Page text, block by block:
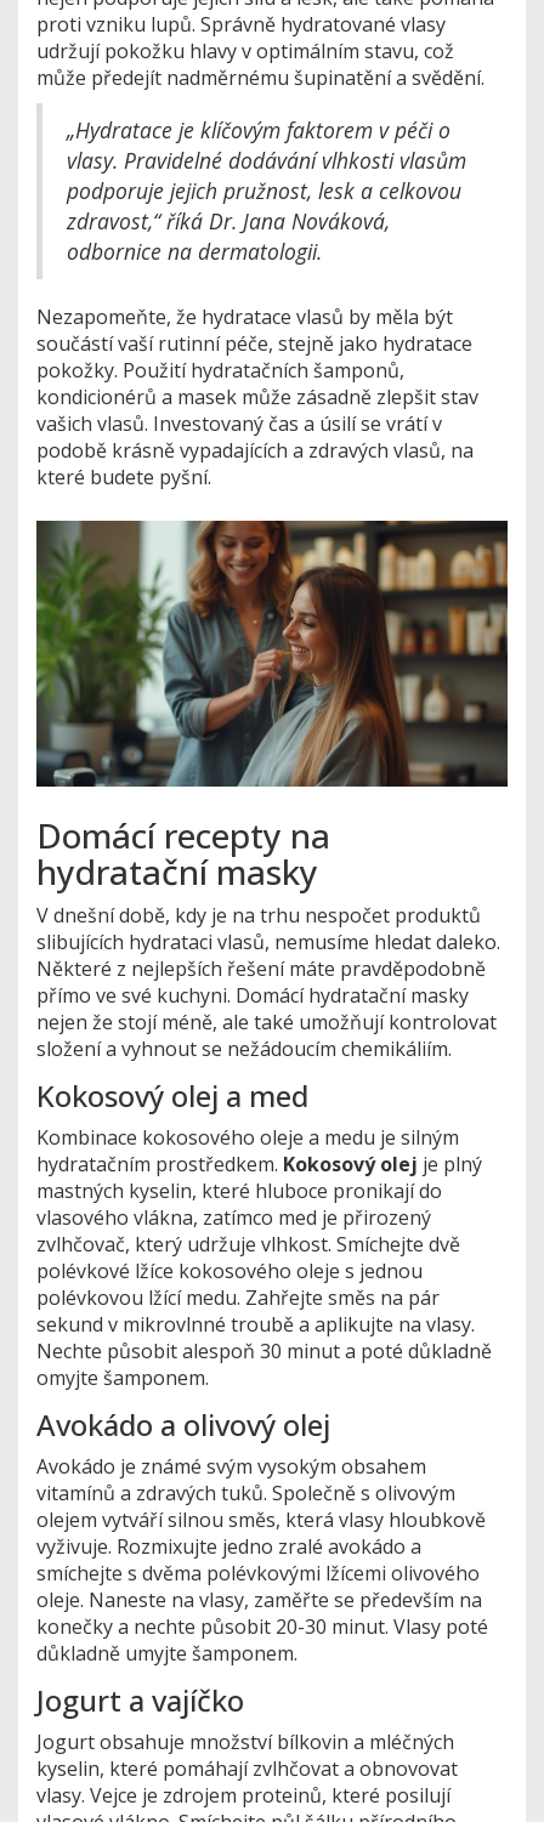
proti vzniku lupů. Správně hydratované vlasy
udržují pokožku hlavy v optimálním stavu, což
může předejít nadměrnému šupinatění a svědění.
„Hydratace je klíčovým faktorem v péči o
vlasy. Pravidelné dodávání vlhkosti vlasům
podporuje jejich pružnost, lesk a celkovou
zdravost,“ říká Dr. Jana Nováková,
odbornice na dermatologii.
Nezapomeňte, že hydratace vlasů by měla být
součástí vaší rutinní péče, stejně jako hydratace
pokožky. Použití hydratačních šamponů,
kondicionérů a masek může zásadně zlepšit stav
vašich vlasů. Investovaný čas a úsilí se vrátí v
podobě krásně vypadajících a zdravých vlasů, na
které budete pyšní.
Domácí recepty na
hydratační masky
V dnešní době, kdy je na trhu nespočet produktů
slibujících hydrataci vlasů, nemusíme hledat daleko.
Některé z nejlepších řešení máte pravděpodobně
přímo ve své kuchyni. Domácí hydratační masky
nejen že stojí méně, ale také umožňují kontrolovat
složení a vyhnout se nežádoucím chemikáliím.
Kokosový olej a med
Kombinace kokosového oleje a medu je silným
hydratačním prostředkem. Kokosový olej je plný
mastných kyselin, které hluboce pronikají do
vlasového vlákna, zatímco med je přirozený
zvlhčovač, který udržuje vlhkost. Smíchejte dvě
polévkové lžíce kokosového oleje s jednou
polévkovou lžící medu. Zahřejte směs na pár
sekund v mikrovlnné troubě a aplikujte na vlasy.
Nechte působit alespoň 30 minut a poté důkladně
omyjte šamponem.
Avokádo a olivový olej
Avokádo je známé svým vysokým obsahem
vitamínů a zdravých tuků. Společně s olivovým
olejem vytváří silnou směs, která vlasy hloubkově
vyživuje. Rozmixujte jedno zralé avokádo a
smíchejte s dvěma polévkovými lžícemi olivového
oleje. Naneste na vlasy, zaměřte se především na
konečky a nechte působit 20-30 minut. Vlasy poté
důkladně umyjte šamponem.
Jogurt a vajíčko
Jogurt obsahuje množství bílkovin a mléčných
kyselin, které pomáhají zvlhčovat a obnovovat
vlasy. Vejce je zdrojem proteinů, které posilují